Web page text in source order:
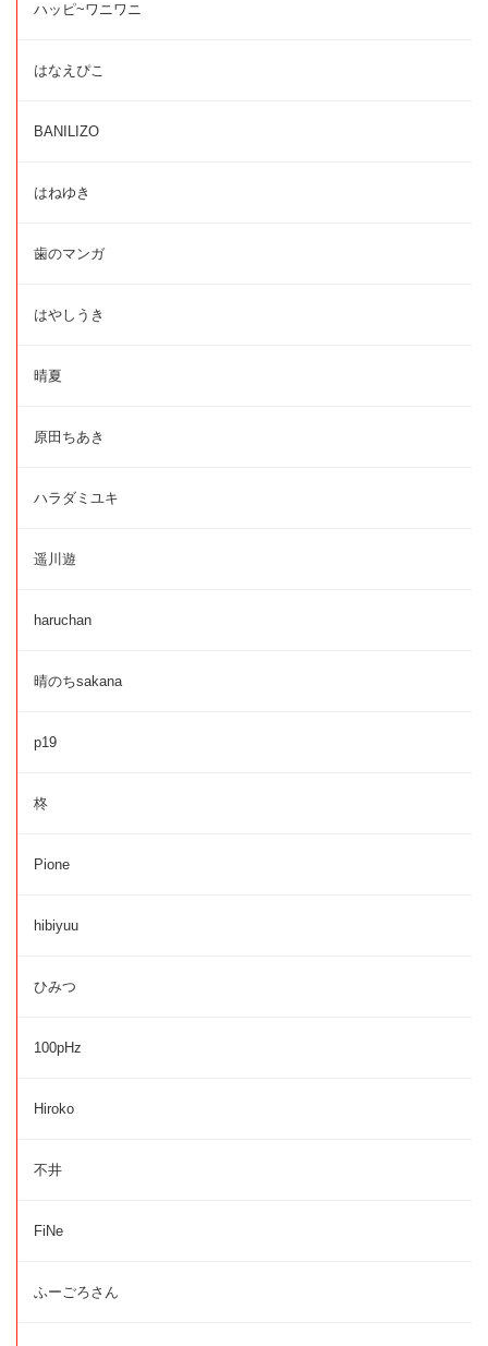
ハッピ~ワニワニ
はなえぴこ
BANILIZO
はねゆき
歯のマンガ
はやしうき
晴夏
原田ちあき
ハラダミユキ
遥川遊
haruchan
晴のちsakana
p19
柊
Pione
hibiyuu
ひみつ
100pHz
Hiroko
不井
FiNe
ふーごろさん